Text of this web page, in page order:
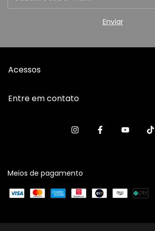
Acessos
Entre em contato
Meios de pagamento